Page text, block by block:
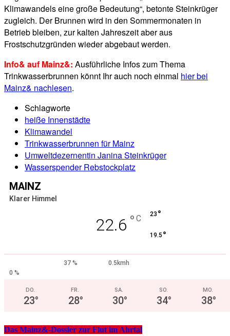
Klimawandels eine große Bedeutung“, betonte Steinkrüger
zugleich. Der Brunnen wird in den Sommermonaten in
Betrieb bleiben, zur kalten Jahreszeit aber aus
Frostschutzgründen wieder abgebaut werden.
Info& auf Mainz&: Ausführliche Infos zum Thema
Trinkwasserbrunnen könnt Ihr auch noch einmal hier bei
Mainz& nachlesen.
Schlagworte
heiße Innenstädte
Klimawandel
Trinkwasserbrunnen für Mainz
Umweltdezernentin Janina Steinkrüger
Wasserspender Rebstockplatz
MAINZ
Klarer Himmel
22.6 ° C 23 °
19.5 °
37 %
0.5kmh
0 %
DO.
23°
FR.
28°
SA.
30°
SO.
34°
MO.
38°
Das Mainz&-Dossier zur Flut im Ahrtal